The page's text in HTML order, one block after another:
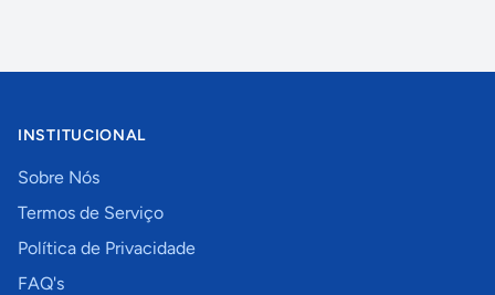
INSTITUCIONAL
Sobre Nós
Termos de Serviço
Política de Privacidade
FAQ's